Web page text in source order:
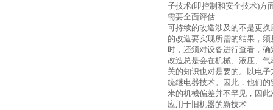
子技术(即控制和安全技术)方
需要全面评估
可持续的改造涉及的不是更
的改造要实现所需的结果，
时，还须对设备进行查看，
改造总是会在机械、液压、
关的知识也对是要的。以电
统继电器技术。因此，他们
米的机械偏差并不罕见，因
应用于旧机器的新技术